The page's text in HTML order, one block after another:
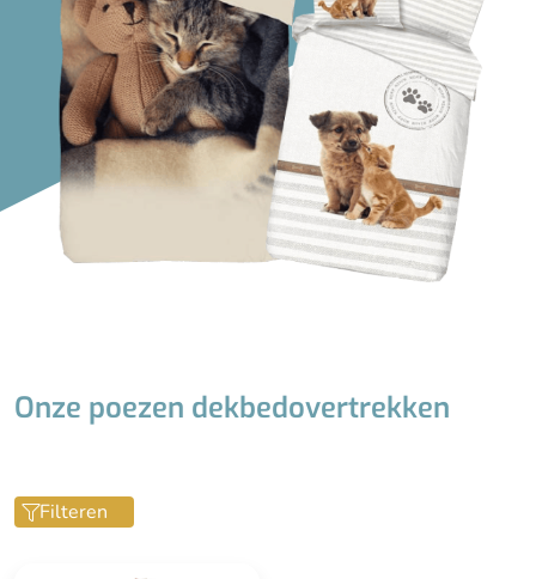
Onze poezen dekbedovertrekken
Filteren